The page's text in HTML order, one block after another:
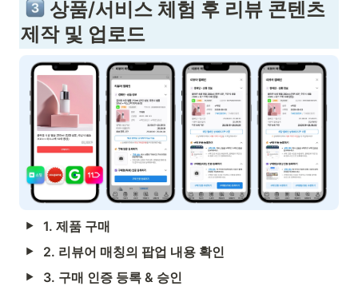
상품/서비스 체험 후 리뷰 콘텐츠
제작 및 업로드
1. 제품 구매
2. 리뷰어 매칭의 팝업 내용 확인
3. 구매 인증 등록 & 승인